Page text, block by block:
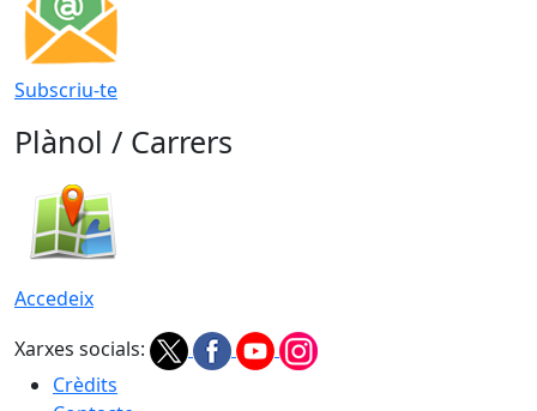
Subscriu-te
Plànol / Carrers
Accedeix
Xarxes socials:
Crèdits